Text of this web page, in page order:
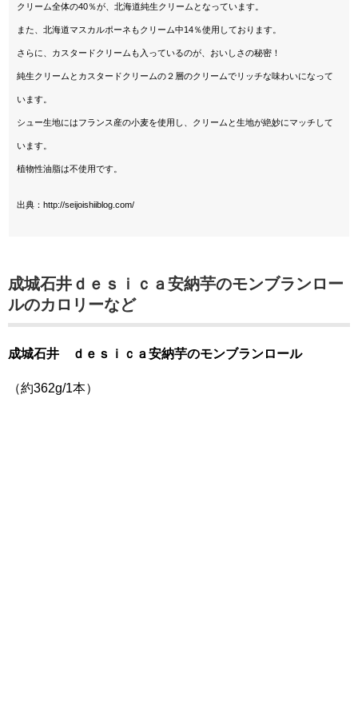
クリーム全体の40％が、北海道純生クリームとなっています。
また、北海道マスカルポーネもクリーム中14％使用しております。
さらに、カスタードクリームも入っているのが、おいしさの秘密！
純生クリームとカスタードクリームの２層のクリームでリッチな味わいになって
います。
シュー生地にはフランス産の小麦を使用し、 クリームと生地が絶妙にマッチ して
います。
植物性油脂は不使用です。
出典：http://seijoishiiblog.com/
成城石井ｄｅｓｉｃａ安納芋のモンブランロー
ルのカロリーなど
成城石井 ｄｅｓｉｃａ安納芋のモンブランロール
（約362g/1本）